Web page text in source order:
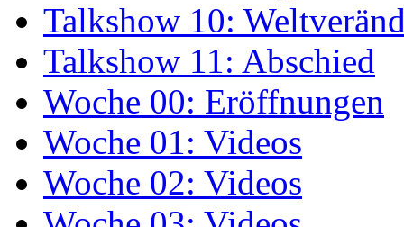
Talkshow 10:
Talkshow 11: Abschied
Woche 00: Eröffnungen
Woche 01: Videos
Woche 02: Videos